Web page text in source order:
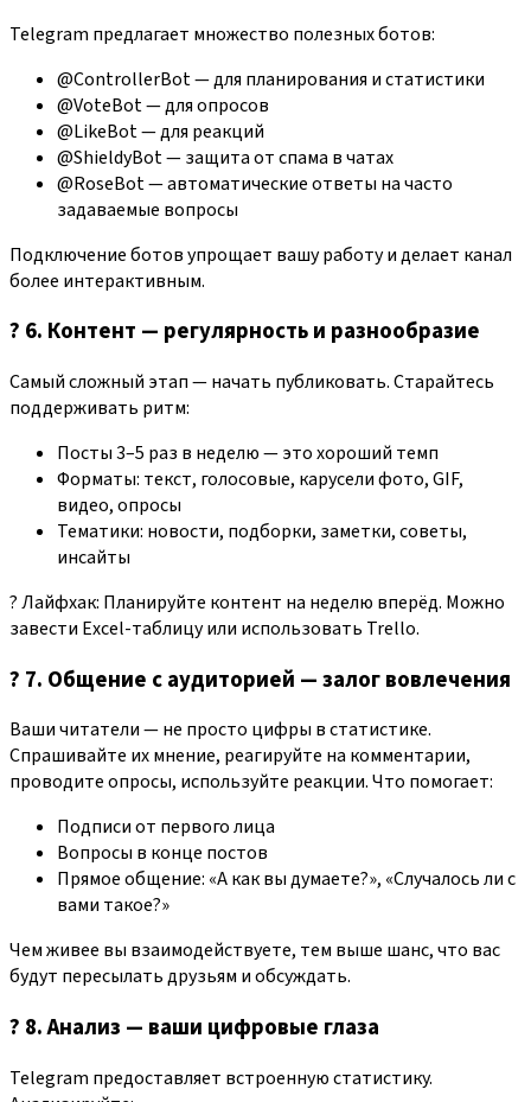
Telegram предлагает множество полезных ботов:
@ControllerBot — для планирования и статистики
@VoteBot — для опросов
@LikeBot — для реакций
@ShieldyBot — защита от спама в чатах
@RoseBot — автоматические ответы на часто
задаваемые вопросы
Подключение ботов упрощает вашу работу и делает канал
более интерактивным.
? 6. Контент — регулярность и разнообразие
Самый сложный этап — начать публиковать. Старайтесь
поддерживать ритм:
Посты 3–5 раз в неделю — это хороший темп
Форматы: текст, голосовые, карусели фото, GIF,
видео, опросы
Тематики: новости, подборки, заметки, советы,
инсайты
? Лайфхак: Планируйте контент на неделю вперёд. Можно
завести Excel-таблицу или использовать Trello.
? 7. Общение с аудиторией — залог вовлечения
Ваши читатели — не просто цифры в статистике.
Спрашивайте их мнение, реагируйте на комментарии,
проводите опросы, используйте реакции. Что помогает:
Подписи от первого лица
Вопросы в конце постов
Прямое общение: «А как вы думаете?», «Случалось ли с
вами такое?»
Чем живее вы взаимодействуете, тем выше шанс, что вас
будут пересылать друзьям и обсуждать.
? 8. Анализ — ваши цифровые глаза
Telegram предоставляет встроенную статистику.